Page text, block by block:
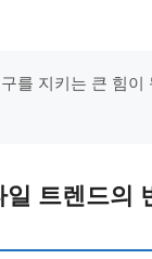
를 지키는 큰 힘이
트렌드의